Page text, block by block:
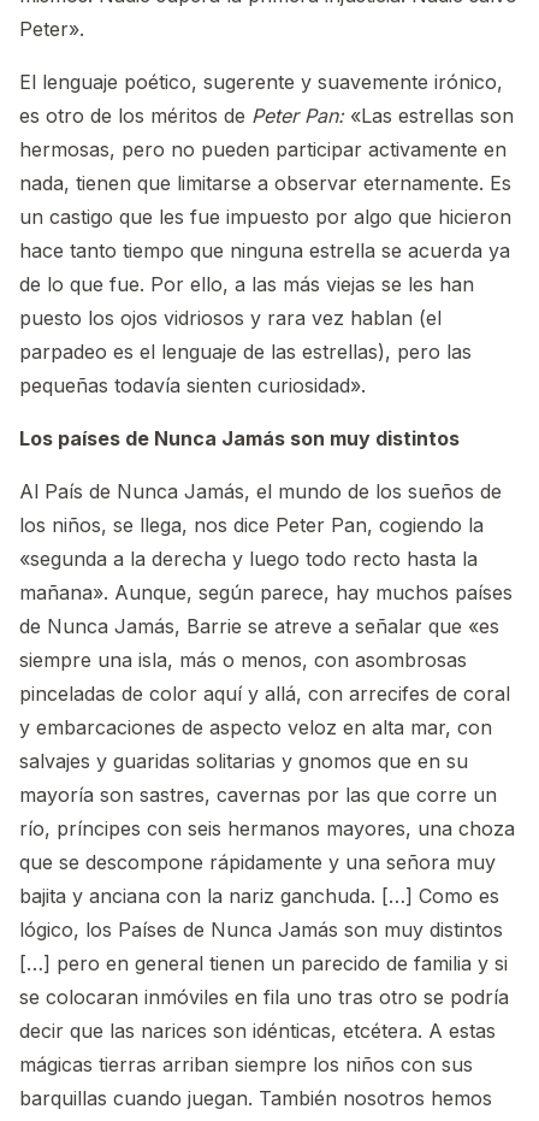
Peter».
El lenguaje poético, sugerente y suavemente irónico,
es otro de los méritos de Peter Pan: «Las estrellas son
hermosas, pero no pueden participar activamente en
nada, tienen que limitarse a observar eternamente. Es
un castigo que les fue impuesto por algo que hicieron
hace tanto tiempo que ninguna estrella se acuerda ya
de lo que fue. Por ello, a las más viejas se les han
puesto los ojos vidriosos y rara vez hablan (el
parpadeo es el lenguaje de las estrellas), pero las
pequeñas todavía sienten curiosidad».
Los países de Nunca Jamás son muy distintos
Al País de Nunca Jamás, el mundo de los sueños de
los niños, se llega, nos dice Peter Pan, cogiendo la
«segunda a la derecha y luego todo recto hasta la
mañana». Aunque, según parece, hay muchos países
de Nunca Jamás, Barrie se atreve a señalar que «es
siempre una isla, más o menos, con asombrosas
pinceladas de color aquí y allá, con arrecifes de coral
y embarcaciones de aspecto veloz en alta mar, con
salvajes y guaridas solitarias y gnomos que en su
mayoría son sastres, cavernas por las que corre un
río, príncipes con seis hermanos mayores, una choza
que se descompone rápidamente y una señora muy
bajita y anciana con la nariz ganchuda. […] Como es
lógico, los Países de Nunca Jamás son muy distintos
[…] pero en general tienen un parecido de familia y si
se colocaran inmóviles en fila uno tras otro se podría
decir que las narices son idénticas, etcétera. A estas
mágicas tierras arriban siempre los niños con sus
barquillas cuando juegan. También nosotros hemos